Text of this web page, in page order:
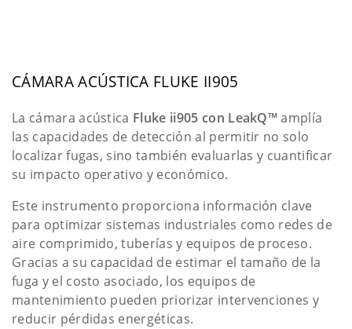
CÁMARA ACÚSTICA FLUKE II905
La cámara acústica Fluke ii905 con LeakQ™amplía
las capacidades de detección al permitir no solo
localizar fugas, sino también evaluarlas y cuantificar
su impacto operativo y económico.
Este instrumento proporciona información clave
para optimizar sistemas industriales como redes de
aire comprimido, tuberías y equipos de proceso.
Gracias a su capacidad de estimar el tamaño de la
fuga y el costo asociado, los equipos de
mantenimiento pueden priorizar intervenciones y
reducir pérdidas energéticas.